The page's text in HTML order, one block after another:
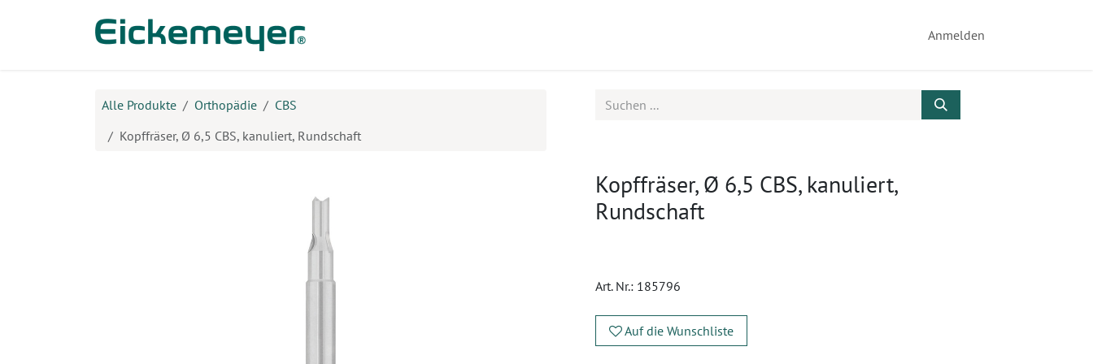
Anmelden
Alle Produkte Orthopädie
CBS
Kopffräser, Ø 6,5 CBS, kanuliert, Rundschaft
Kopffräser, Ø 6,5 CBS, kanuliert,
Rundschaft
Art. Nr.: 185796
Auf die Wunschliste